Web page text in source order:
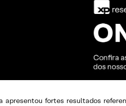
apresentou fortes resultados